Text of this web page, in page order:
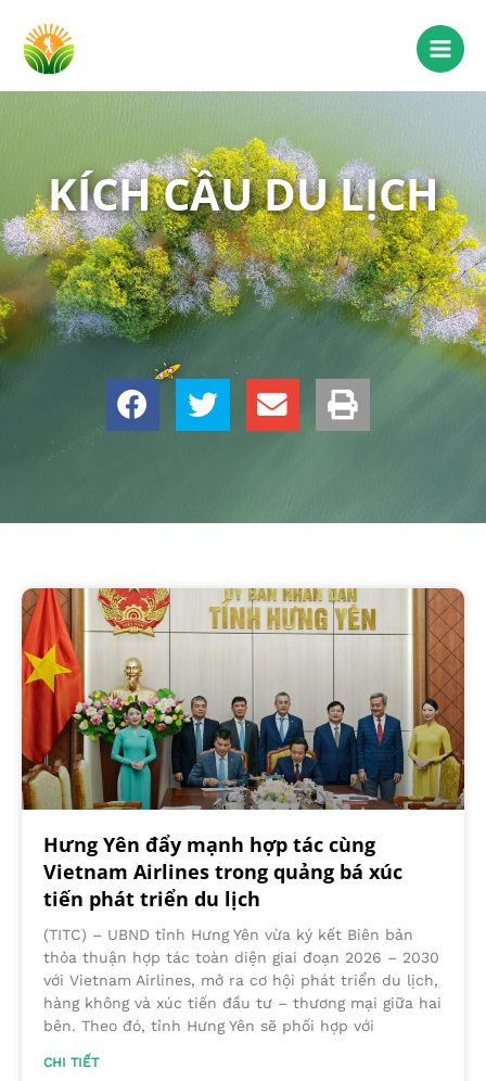
KÍCH CẦU DU LỊCH
Hưng Yên đẩy mạnh hợp tác cùng
Vietnam Airlines trong quảng bá xúc
tiến phát triển du lịch
(TITC) – UBND tỉnh Hưng Yên vừa ký kết Biên bản
thỏa thuận hợp tác toàn diện giai đoạn 2026 – 2030
với Vietnam Airlines, mở ra cơ hội phát triển du lịch,
hàng không và xúc tiến đầu tư – thương mại giữa hai
bên. Theo đó, tỉnh Hưng Yên sẽ phối hợp với
CHI TIẾT